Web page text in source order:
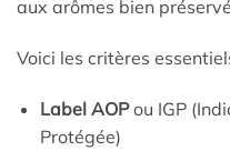
aux arômes bien
Voici les critères
Label AOPou IGP
Protégée)